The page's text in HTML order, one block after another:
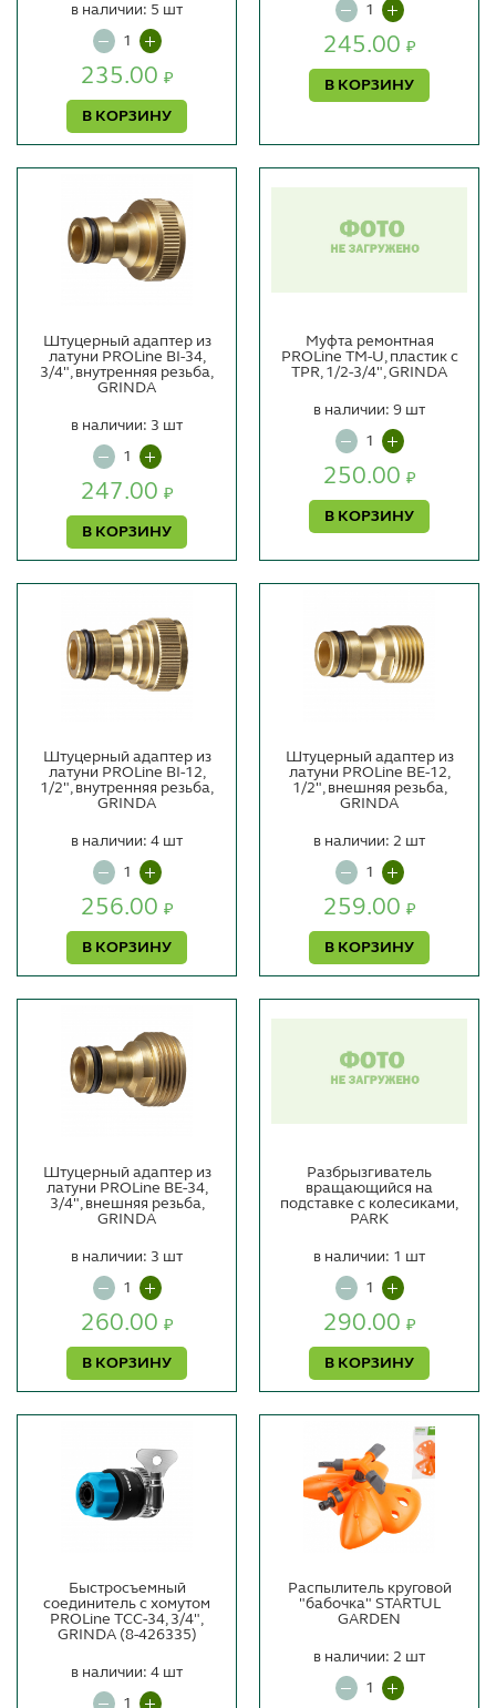
235.00 ₽
В КОРЗИНУ
в наличии: 5 шт
245.00 ₽
В КОРЗИНУ
Штуцерный адаптер из
латуни PROLine BI-34,
3/4", внутренняя резьба,
GRINDA
247.00 ₽
В КОРЗИНУ
в наличии: 3 шт
Муфта ремонтная
PROLine TМ-U, пластик с
TPR, 1/2-3/4", GRINDA
250.00 ₽
В КОРЗИНУ
в наличии: 9 шт
Штуцерный адаптер из
латуни PROLine BI-12,
1/2", внутренняя резьба,
GRINDA
256.00 ₽
В КОРЗИНУ
в наличии: 4 шт
Штуцерный адаптер из
латуни PROLine BE-12,
1/2", внешняя резьба,
GRINDA
259.00 ₽
В КОРЗИНУ
в наличии: 2 шт
Штуцерный адаптер из
латуни PROLine BE-34,
3/4", внешняя резьба,
GRINDA
260.00 ₽
В КОРЗИНУ
в наличии: 3 шт
Разбрызгиватель
вращающийся на
подставке с колесиками,
PARK
290.00 ₽
В КОРЗИНУ
в наличии: 1 шт
Быстросъемный
соединитель с хомутом
PROLine TCC-34, 3/4",
GRINDA (8-426335)
в наличии: 4 шт
Распылитель круговой
"бабочка" STARTUL
GARDEN
в наличии: 2 шт